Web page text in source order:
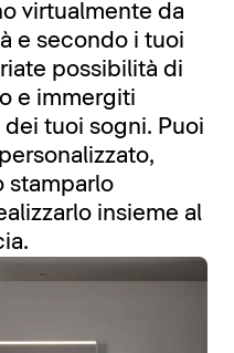
virtualmente da
e secondo i tuoi
possibilità di
e immergiti
tuoi sogni. Puoi
stamparlo
insieme al